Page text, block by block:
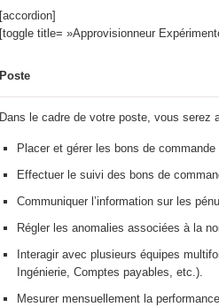
[accordion]
[toggle title= »Approvisionneur
Poste
Dans le cadre de votre poste, vous serez
Placer et gérer les bons de
Effectuer le suivi des bons de
Communiquer l’information sur les
Régler les anomalies associées à la
Interagir avec plusieurs équipes
Ingénierie, Comptes payables, etc.).
Mesurer mensuellement la